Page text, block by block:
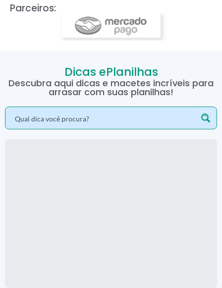
Parceiros:
Dicas ePlanilhas
Descubra aqui dicas e macetes incríveis para
arrasar com suas planilhas!